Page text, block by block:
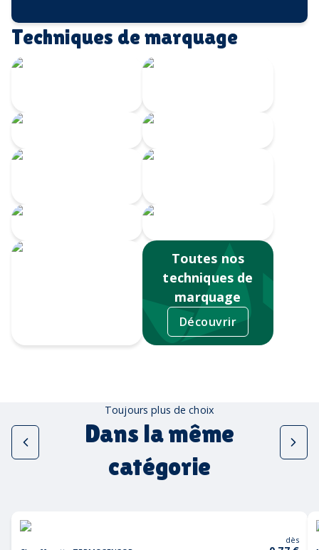
Techniques de marquage
Toutes nos
techniques de
marquage
Découvrir
Toujours plus de choix
Dans la même
catégorie
dès